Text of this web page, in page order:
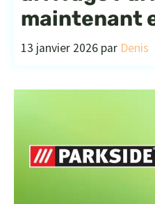
maintenant
13 janvier 2026 par Denis